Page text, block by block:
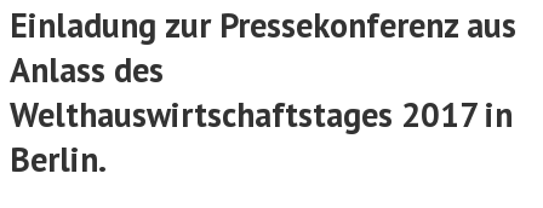
Einladung zur Pressekonferenz aus
Anlass des
Welthauswirtschaftstages 2017 in
Berlin.